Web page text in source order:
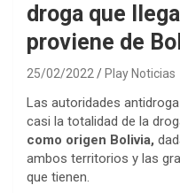
droga que
proviene de
25/02/2022 Play Noticias
Las autoridades
casi la totalidad de la
como origen Bolivia,
ambos territorios y las
que tienen.